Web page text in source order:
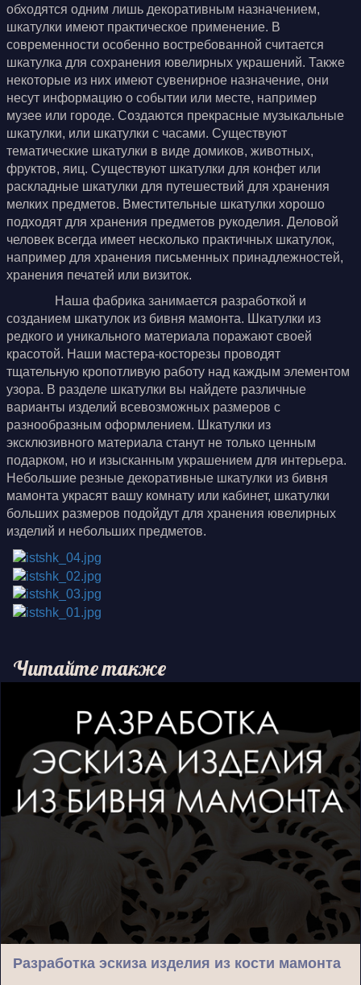
обходятся одним лишь декоративным назначением,
шкатулки имеют практическое применение. В
современности особенно востребованной считается
шкатулка для сохранения ювелирных украшений. Также
некоторые из них имеют сувенирное назначение, они
несут информацию о событии или месте, например
музее или городе. Создаются прекрасные музыкальные
шкатулки, или шкатулки с часами. Существуют
тематические шкатулки в виде домиков, животных,
фруктов, яиц. Существуют шкатулки для конфет или
раскладные шкатулки для путешествий для хранения
мелких предметов. Вместительные шкатулки хорошо
подходят для хранения предметов рукоделия. Деловой
человек всегда имеет несколько практичных шкатулок,
например для хранения письменных принадлежностей,
хранения печатей или визиток.
Наша фабрика занимается разработкой и
созданием шкатулок из бивня мамонта. Шкатулки из
редкого и уникального материала поражают своей
красотой. Наши мастера-косторезы проводят
тщательную кропотливую работу над каждым элементом
узора. В разделе шкатулки вы найдете различные
варианты изделий всевозможных размеров с
разнообразным оформлением. Шкатулки из
эксклюзивного материала станут не только ценным
подарком, но и изысканным украшением для интерьера.
Небольшие резные декоративные шкатулки из бивня
мамонта украсят вашу комнату или кабинет, шкатулки
больших размеров подойдут для хранения ювелирных
изделий и небольших предметов.
Читайте также
Разработка эскиза изделия из кости мамонта